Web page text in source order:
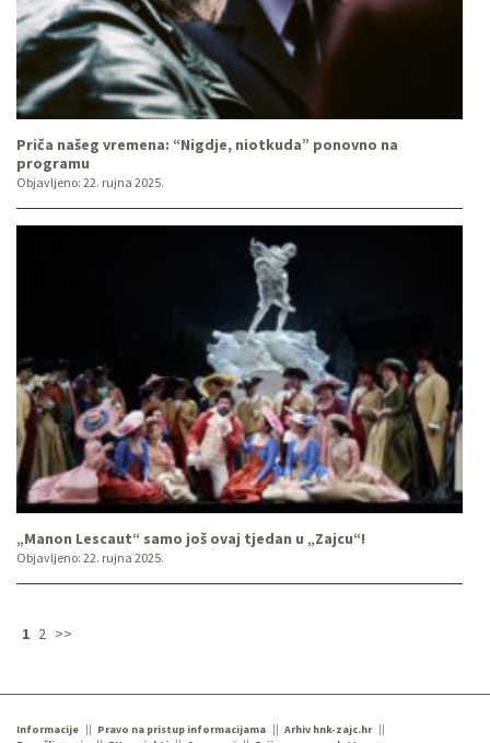
Priča našeg vremena: “Nigdje, niotkuda” ponovno na
programu
Objavljeno: 22. rujna 2025.
„Manon Lescaut“ samo još ovaj tjedan u „Zajcu“!
Objavljeno: 22. rujna 2025.
1 2 >>
Informacije Pravo na pristup informacijama
Arhiv hnk-zajc.hr